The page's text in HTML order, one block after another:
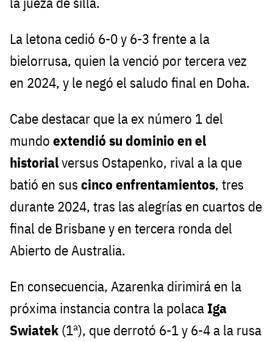
La letona cedió 6-0 y 6-3 frente a la
bielorrusa, quien la venció por tercera vez
en 2024, y le negó el saludo final en Doha.
Cabe destacar que la ex número 1 del
mundo extendió su dominio en el
historialversus Ostapenko, rival a la que
batió en sus cinco enfrentamientos, tres
durante 2024, tras las alegrías en cuartos de
final de Brisbane y en tercera ronda del
Abierto de Australia.
En consecuencia, Azarenka dirimirá en la
próxima instancia contra la polaca Iga
Swiatek (1ª), que derrotó 6-1 y 6-4 a la rusa